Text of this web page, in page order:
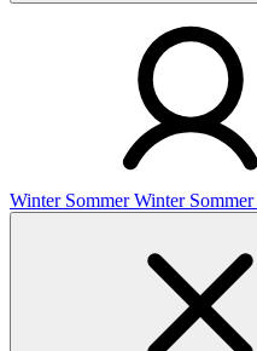
Winter Sommer Winter Sommer